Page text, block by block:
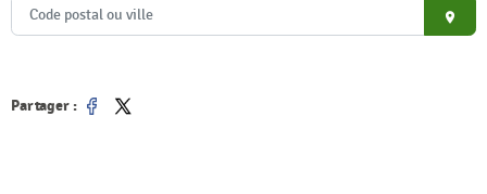
place
Partager :
Partager
Tweet